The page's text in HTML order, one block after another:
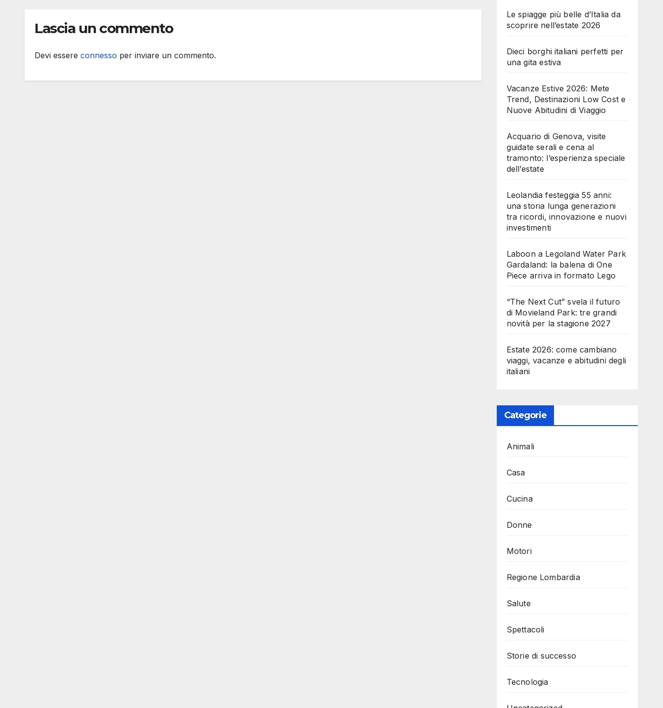
Lascia un commento
Devi essere connesso per inviare un commento.
Le spiagge più belle d’Italia da
scoprire nell’estate 2026
Dieci borghi italiani perfetti per
una gita estiva
Vacanze Estive 2026: Mete
Trend, Destinazioni Low Cost e
Nuove Abitudini di Viaggio
Acquario di Genova, visite
guidate serali e cena al
tramonto: l’esperienza speciale
dell’estate
Leolandia festeggia 55 anni:
una storia lunga generazioni
tra ricordi, innovazione e nuovi
investimenti
Laboon a Legoland Water Park
Gardaland: la balena di One
Piece arriva in formato Lego
“The Next Cut” svela il futuro
di Movieland Park: tre grandi
novità per la stagione 2027
Estate 2026: come cambiano
viaggi, vacanze e abitudini degli
italiani
Categorie
Animali
Casa
Cucina
Donne
Motori
Regione Lombardia
Salute
Spettacoli
Storie di successo
Tecnologia